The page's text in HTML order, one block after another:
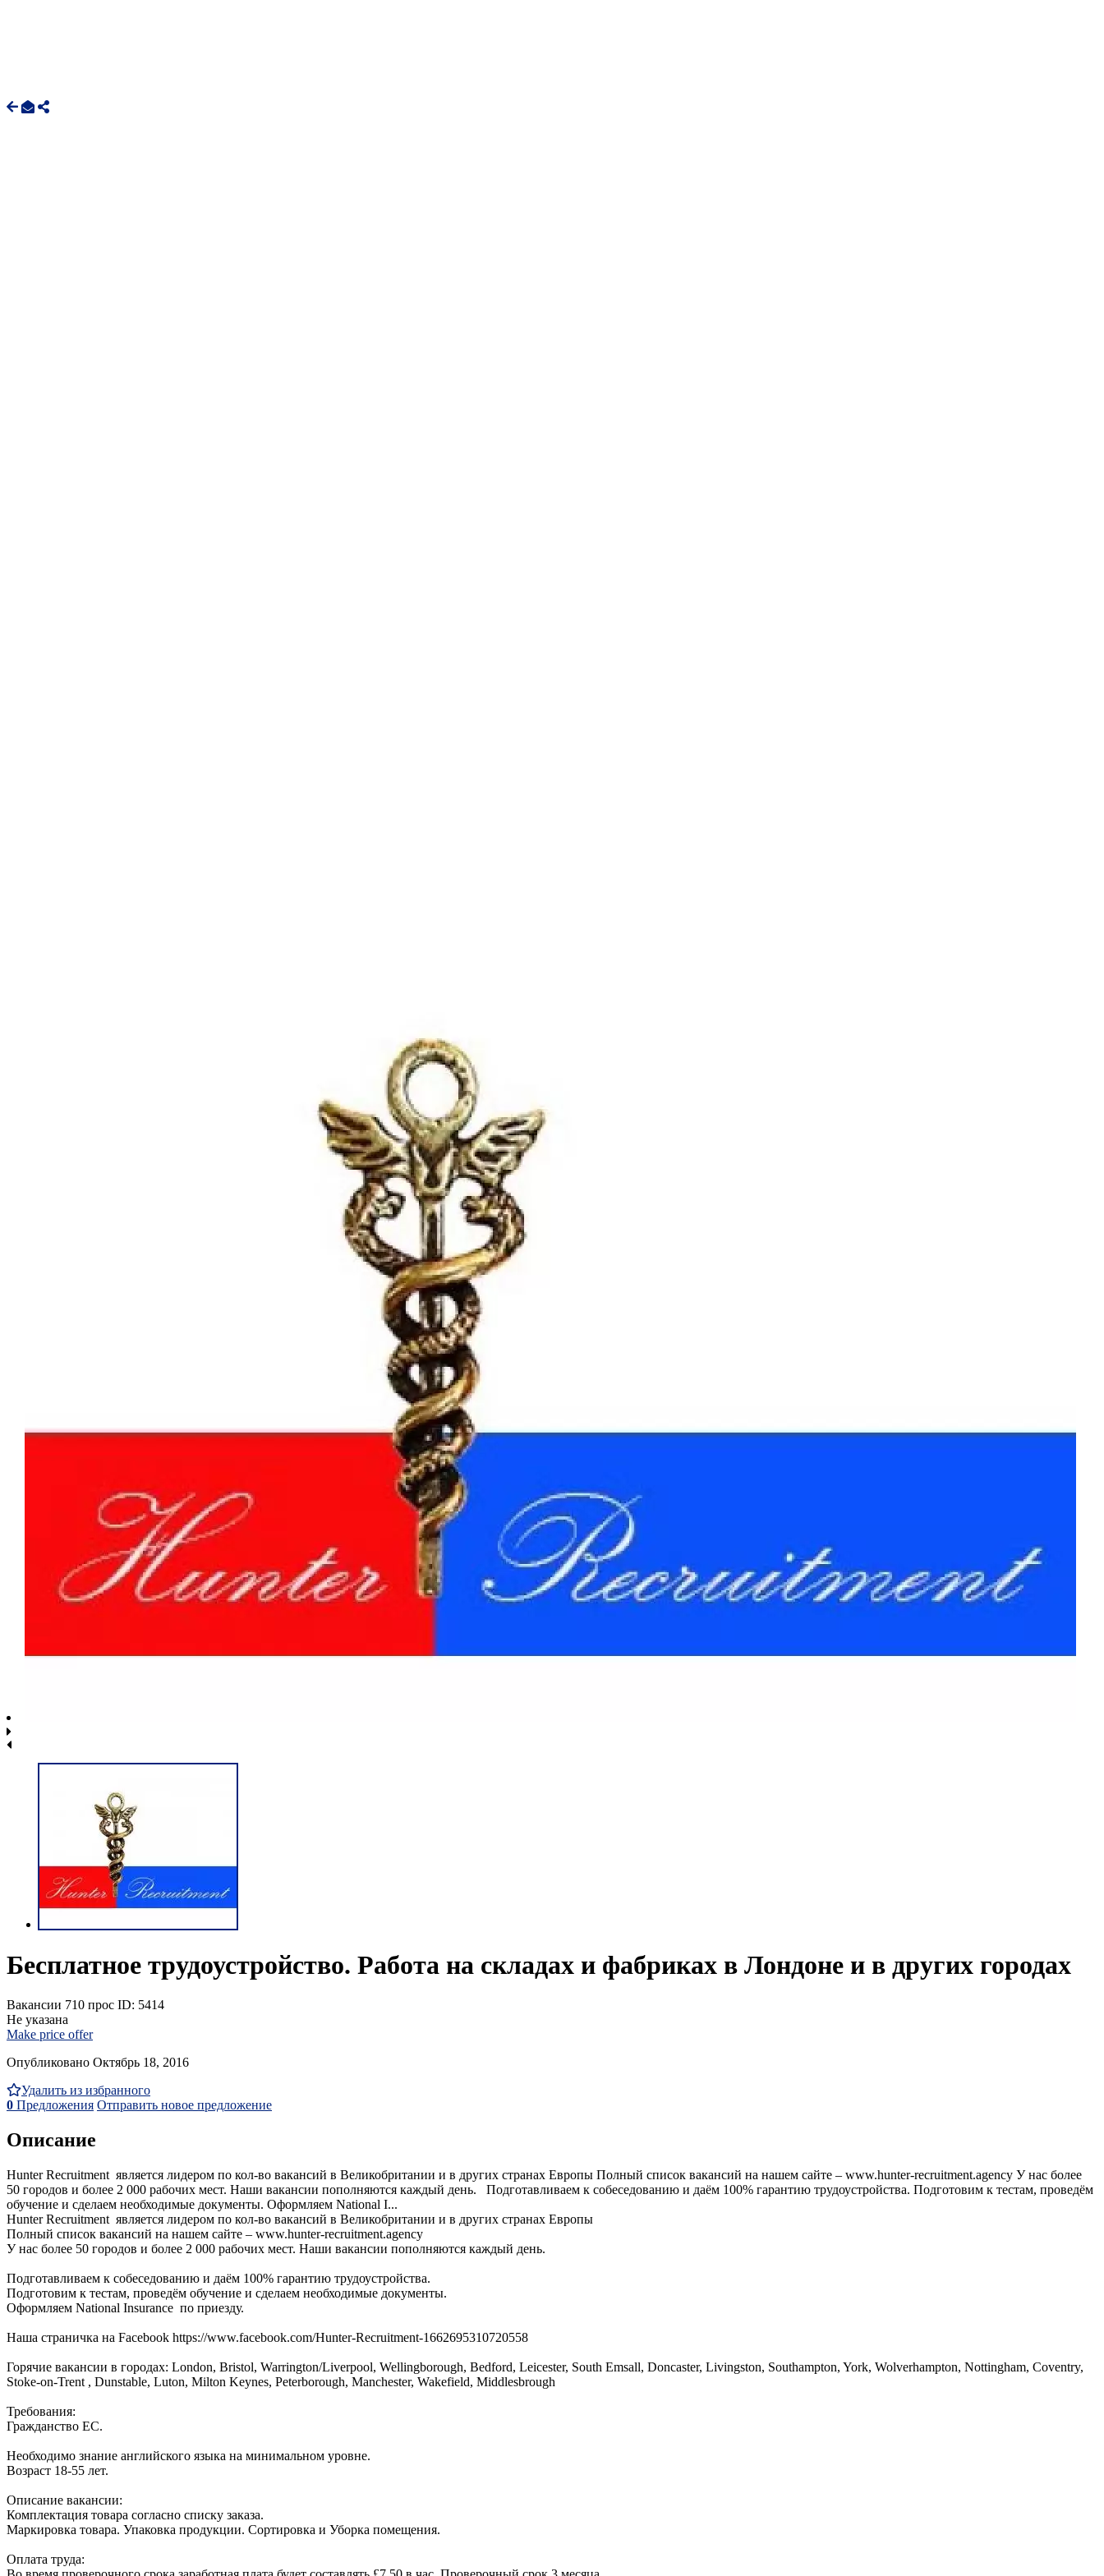
Бесплатное трудоустройство. Работа на складах и фабриках в Лондоне и в других городах
Вакансии 710 прос ID: 5414
Не указана
Make price offer
Опубликовано Октябрь 18, 2016
Удалить из избранного
0 Предложения Отправить новое предложение
Описание
Hunter Recruitment является лидером по кол-во вакансий в Великобритании и в других странах Европы Полный список вакансий на нашем сайте – www.hunter-recruitment.agency У нас более
50 городов и более 2 000 рабочих мест. Наши вакансии пополняются каждый день. Подготавливаем к собеседованию и даём 100% гарантию трудоустройства. Подготовим к тестам, проведём
обучение и сделаем необходимые документы. Оформляем National I...
Hunter Recruitment является лидером по кол-во вакансий в Великобритании и в других странах Европы
Полный список вакансий на нашем сайте – www.hunter-recruitment.agency
У нас более 50 городов и более 2 000 рабочих мест. Наши вакансии пополняются каждый день.
Подготавливаем к собеседованию и даём 100% гарантию трудоустройства.
Подготовим к тестам, проведём обучение и сделаем необходимые документы.
Оформляем National Insurance по приезду.
Наша страничка на Facebook https://www.facebook.com/Hunter-Recruitment-1662695310720558
Горячие вакансии в городах: London, Bristol, Warrington/Liverpool, Wellingborough, Bedford, Leicester, South Emsall, Doncaster, Livingston, Southampton, York, Wolverhampton, Nottingham, Coventry,
Stoke-on-Trent , Dunstable, Luton, Milton Keynes, Peterborough, Manchester, Wakefield, Middlesbrough
Требования:
Гражданство ЕС.
Необходимо знание английского языка на минимальном уровне.
Возраст 18-55 лет.
Описание вакансии:
Комплектация товара согласно списку заказа.
Маркировка товара. Упаковка продукции. Сортировка и Уборка помещения.
Оплата труда: